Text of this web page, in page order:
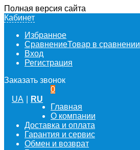
Полная версия сайта
Кабинет
Избранное
СравнениеТовар в сравнении
Вход
Регистрация
Заказать звонок
UA RU
0
Главная
О компании
Доставка и оплата
Гарантия и сервис
Обмен и возврат